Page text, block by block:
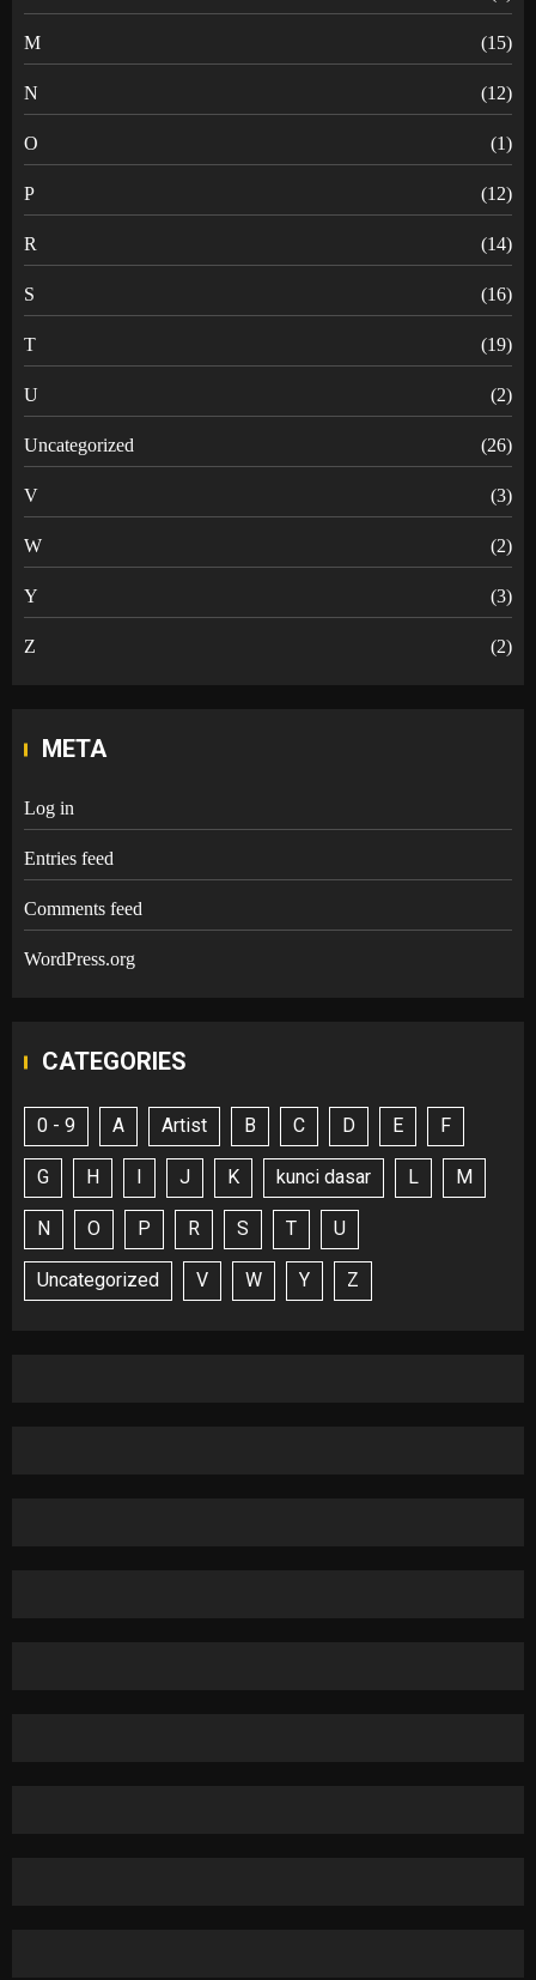
M (15)
N (12)
O (1)
P (12)
R (14)
S (16)
T (19)
U (2)
Uncategorized (26)
V (3)
W (2)
Y (3)
Z (2)
META
Log in
Entries feed
Comments feed
WordPress.org
CATEGORIES
0 - 9 A Artist B C D E F
G H I J K kunci dasar L M
N O P R S T U
Uncategorized V W Y Z